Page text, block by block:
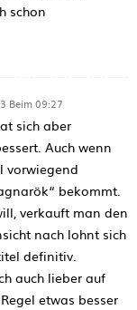
schon
Beim 09:27
sich aber
Auch wenn
vorwiegend
bekommt.
verkauft man den
nach lohnt sich
definitiv.
auch lieber auf
etwas besser